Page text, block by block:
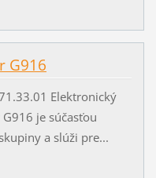
G916
Elektronický
je súčasťou
a slúži pre...